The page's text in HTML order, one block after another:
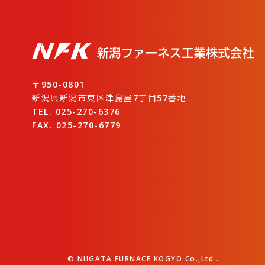
〒950-0801
新潟県新潟市東区津島屋7丁目57番地
TEL. 025-270-6376
FAX. 025-270-6779
© NIIGATA FURNACE KOGYO Co.,Ltd .